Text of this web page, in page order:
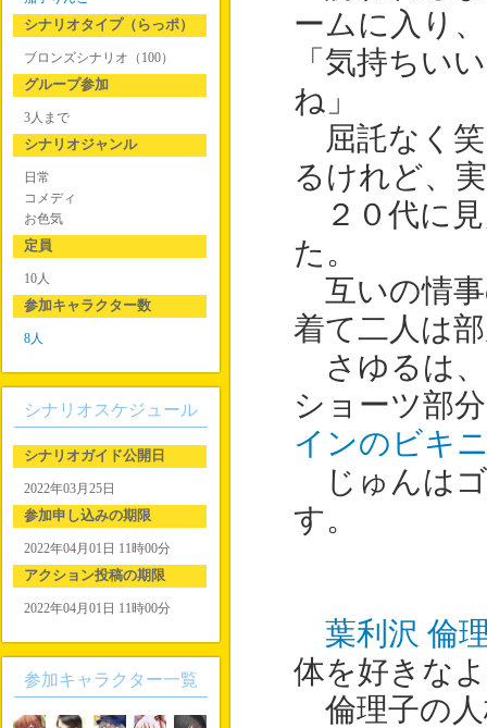
ームに入り
「気持ちい
ね」
屈託なく笑
るけれど、
２０代に見
た。
互いの情事
着て二人は
さゆるは、
ショーツ部
インのビキ
じゅんはゴ
す。
葉利沢 倫
体を好きな
倫理子の人
シナリオタイプ（らっポ）
ブロンズシナリオ（100）
グループ参加
3人まで
シナリオジャンル
日常
コメディ
お色気
定員
10人
参加キャラクター数
8人
シナリオスケジュール
シナリオガイド公開日
2022年03月25日
参加申し込みの期限
2022年04月01日 11時00分
アクション投稿の期限
2022年04月01日 11時00分
参加キャラクター一覧